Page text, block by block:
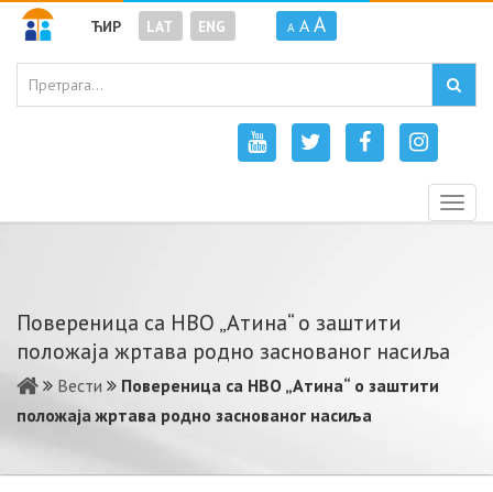
ЋИР LAT ENG A A A
Повереница са НВО „Атина“ о заштити
положаја жртава родно заснованог насиља
Вести
Повереница са НВО „Атина“ о заштити
положаја жртава родно заснованог насиља